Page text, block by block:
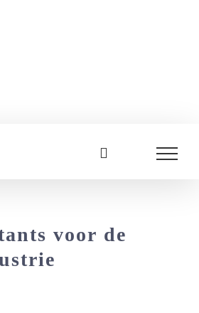
voor de